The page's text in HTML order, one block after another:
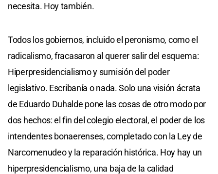
necesita. Hoy también.
Todos los gobiernos, incluido el peronismo, como el
radicalismo, fracasaron al querer salir del esquema:
Hiperpresidencialismo y sumisión del poder
legislativo. Escribanía o nada. Solo una visión ácrata
de Eduardo Duhalde pone las cosas de otro modo por
dos hechos: el fin del colegio electoral, el poder de los
intendentes bonaerenses, completado con la Ley de
Narcomenudeo y la reparación histórica. Hoy hay un
hiperpresidencialismo, una baja de la calidad